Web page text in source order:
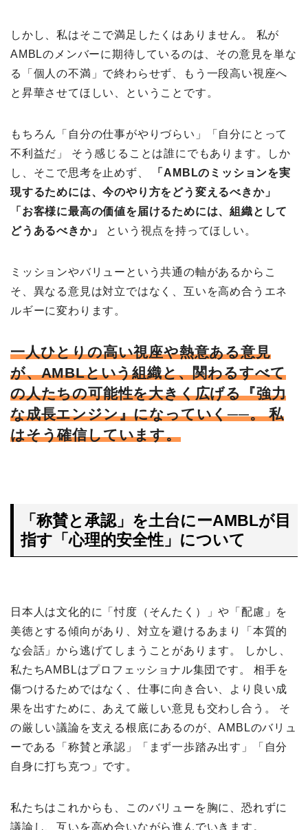
しかし、私はそこで満足したくはありません。 私が
AMBLのメンバーに期待しているのは、その意見を単な
る「個人の不満」で終わらせず、もう一段高い視座へ
と昇華させてほしい、ということです。
もちろん「自分の仕事がやりづらい」「自分にとって
不利益だ」 そう感じることは誰にでもあります。しか
し、そこで思考を止めず、
「AMBLのミッションを実
現するためには、今のやり方をどう変えるべきか」
「お客様に最高の価値を届けるためには、組織として
どうあるべきか」
という視点を持ってほしい。
ミッションやバリューという共通の軸があるからこ
そ、異なる意見は対立ではなく、互いを高め合うエネ
ルギーに変わります。
一人ひとりの高い視座や熱意ある意見
が、AMBLという組織と、関わるすべて
の人たちの可能性を大きく広げる『強力
な成長エンジン』になっていく──。 私
はそう確信しています。
「称賛と承認」を土台にーAMBLが目
指す「心理的安全性」について
日本人は文化的に「忖度（そんたく）」や「配慮」を
美徳とする傾向があり、対立を避けるあまり「本質的
な会話」から逃げてしまうことがあります。 しかし、
私たちAMBLはプロフェッショナル集団です。 相手を
傷つけるためではなく、仕事に向き合い、より良い成
果を出すために、あえて厳しい意見も交わし合う。 そ
の厳しい議論を支える根底にあるのが、AMBLのバリュ
ーである「称賛と承認」「まず一歩踏み出す」「自分
自身に打ち克つ」です。
私たちはこれからも、このバリューを胸に、恐れずに
議論し、互いを高め合いながら進んでいきます。